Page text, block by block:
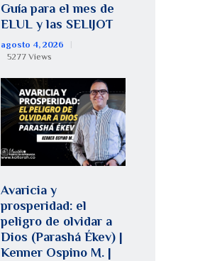
Guía para el mes de
ELUL y las SELIJOT
agosto 4, 2026
5277 Views
Avaricia y
prosperidad: el
peligro de olvidar a
Dios (Parashá Ékev) |
Kenner Ospino M. |